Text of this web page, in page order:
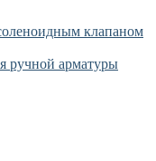
клапаном
ручной арматуры